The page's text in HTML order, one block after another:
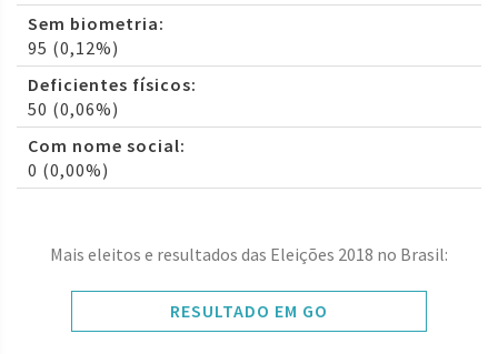
Sem biometria:
95 (0,12%)
Deficientes físicos:
50 (0,06%)
Com nome social:
0 (0,00%)
Mais eleitos e resultados das Eleições 2018 no Brasil:
RESULTADO EM GO